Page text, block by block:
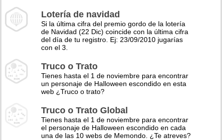
Lotería de navidad
Si la última cifra del premio gordo de la lotería
de Navidad (22 Dic) coincide con la última cifra
del día de tu registro. Ej: 23/09/2010 jugarías
con el 3.
Truco o Trato
Tienes hasta el 1 de noviembre para encontrar
un personaje de Halloween escondido en esta
web ¿Truco o trato?
Truco o Trato Global
Tienes hasta el 1 de noviembre para encontrar
el personaje de Halloween escondido en cada
una de las 10 webs de Memondo. ¿Te atreves?